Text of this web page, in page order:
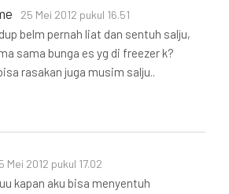
25 Mei 2012 pukul 16.51
belm pernah liat dan sentuh salju,
sama bunga es yg di freezer k?
rasakan juga musim salju..
Mei 2012 pukul 17.02
kapan aku bisa menyentuh